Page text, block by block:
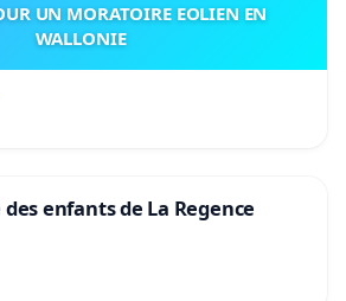
UN MORATOIRE EOLIEN EN
WALLONIE
enfants de La Regence